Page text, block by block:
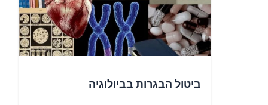
ביטול הבגרות בביולוגיה